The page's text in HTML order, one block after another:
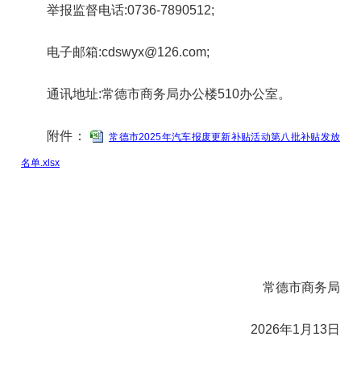
举报监督电话:0736-7890512;
电子邮箱:cdswyx@126.com;
通讯地址:常德市商务局办公楼510办公室。
附件： 常德市2025年汽车报废更新补贴活动第八批补贴发放
名单.xlsx
常德市商务局
2026年1月13日